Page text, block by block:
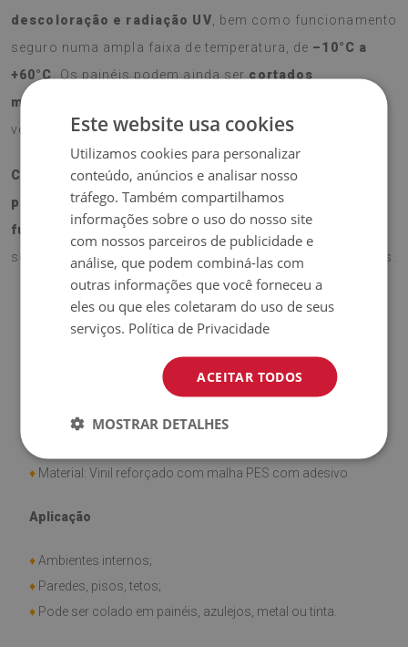
descoloração e radiação UV , bem como funcionamento
seguro numa ampla faixa de temperatura, de –10°C a
+60°C . Os painéis podem ainda ser cortados
manualmente sob medida
versatilidade para qualquer projeto de decoração.
Com instalação rápida e fácil, o Revestimento de
parede em pvc azujelo português combina
funcionalidade, estilo e qualidade
solução prática para renovar os seus espaços interiores.
Dimensão do painel: 100x50 cm
♦ Material: Vinil reforçado com malha PES com adesivo
Aplicação
♦ Ambientes internos;
♦ Paredes, pisos, tetos;
♦ Pode ser colado em painéis, azulejos, metal ou tinta.
Este website usa cookies
Utilizamos cookies para personalizar
conteúdo, anúncios e analisar nosso
tráfego. Também compartilhamos
informações sobre o uso do nosso site
com nossos parceiros de publicidade e
análise, que podem combiná-las com
outras informações que você forneceu a
eles ou que eles coletaram do uso de seus
serviços. Política de Privacidade
ACEITAR TODOS
MOSTRAR DETALHES